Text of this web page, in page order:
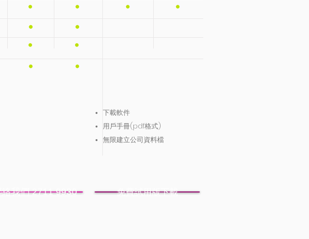
下載軟件
用戶手冊(pdf格式)
無限建立公司資料檔
絡我們 2711 9930 免費試用版下載